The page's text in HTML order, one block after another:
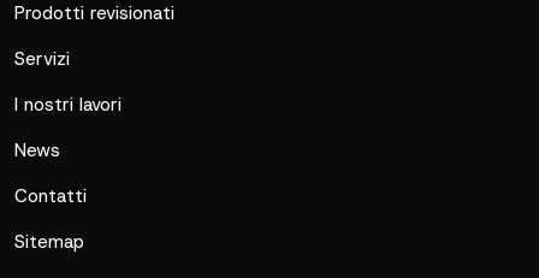
Prodotti revisionati
Servizi
I nostri lavori
News
Contatti
Sitemap